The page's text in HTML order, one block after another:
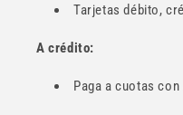
Tarjetas débito,
A crédito:
Paga a cuotas con